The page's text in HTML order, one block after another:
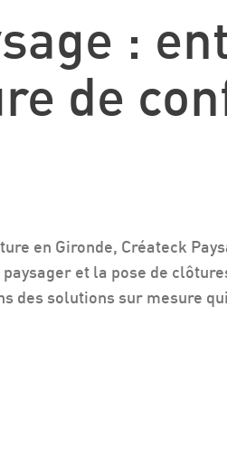
:
de
en Gironde, Créateck
et la pose de
des solutions sur mesure